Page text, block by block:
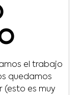
el trabajo
quedamos
es muy